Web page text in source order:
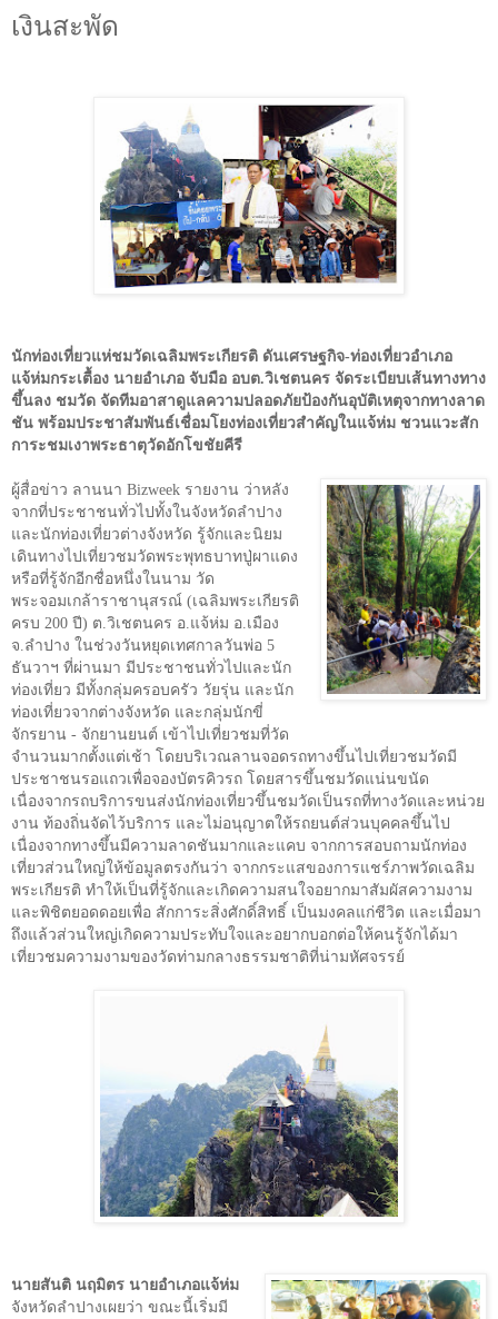
เงินสะพัด
นักท่องเที่ยวแห่ชมวัดเฉลิมพระเกียรติ ดันเศรษฐกิจ-ท่องเที่ยวอำเภอ
แจ้ห่มกระเตื้อง นายอำเภอ จับมือ อบต.วิเชตนคร จัดระเบียบเส้นทางทาง
ขึ้นลง ชมวัด จัดทีมอาสาดูแลความปลอดภัยป้องกันอุบัติเหตุจากทางลาด
ชัน พร้อมประชาสัมพันธ์เชื่อมโยงท่องเที่ยวสำคัญในแจ้ห่ม ชวนแวะสัก
การะชมเงาพระธาตุวัดอักโขชัยคีรี
ผู้สื่อข่าว ลานนา Bizweek รายงาน ว่าหลัง
จากที่ประชาชนทั่วไปทั้งในจังหวัดลำปาง
และนักท่องเที่ยวต่างจังหวัด รู้จักและนิยม
เดินทางไปเที่ยวชมวัดพระพุทธบาทปู่ผาแดง
หรือที่รู้จักอีกชื่อหนึ่งในนาม วัด
พระจอมเกล้าราชานุสรณ์ (เฉลิมพระเกียรติ
ครบ 200 ปี) ต.วิเชตนคร อ.แจ้ห่ม อ.เมือง
จ.ลำปาง ในช่วงวันหยุดเทศกาลวันพ่อ 5
ธันวาฯ ที่ผ่านมา มีประชาชนทั่วไปและนัก
ท่องเที่ยว มีทั้งกลุ่มครอบครัว วัยรุ่น และนัก
ท่องเที่ยวจากต่างจังหวัด และกลุ่มนักขี่
จักรยาน - จักยานยนต์ เข้าไปเที่ยวชมที่วัด
จำนวนมากตั้งแต่เช้า โดยบริเวณลานจอดรถทางขึ้นไปเที่ยวชมวัดมี
ประชาชนรอแถวเพื่อจองบัตรคิวรถ โดยสารขึ้นชมวัดแน่นขนัด
เนื่องจากรถบริการขนส่งนักท่องเที่ยวขึ้นชมวัดเป็นรถที่ทางวัดและหน่วย
งาน ท้องถิ่นจัดไว้บริการ และไม่อนุญาตให้รถยนต์ส่วนบุคคลขึ้นไป
เนื่องจากทางขึ้นมีความลาดชันมากและแคบ จากการสอบถามนักท่อง
เที่ยวส่วนใหญ่ให้ข้อมูลตรงกันว่า จากกระแสของการแชร์ภาพวัดเฉลิม
พระเกียรติ ทำให้เป็นที่รู้จักและเกิดความสนใจอยากมาสัมผัสความงาม
และพิชิตยอดดอยเพื่อ สักการะสิ่งศักดิ์สิทธิ์ เป็นมงคลแก่ชีวิต และเมื่อมา
ถึงแล้วส่วนใหญ่เกิดความประทับใจและอยากบอกต่อให้คนรู้จักได้มา
เที่ยวชมความงามของวัดท่ามกลางธรรมชาติที่น่ามหัศจรรย์
นายสันติ นฤมิตร นายอำเภอแจ้ห่ม
จังหวัดลำปางเผยว่า ขณะนี้เริ่มมี